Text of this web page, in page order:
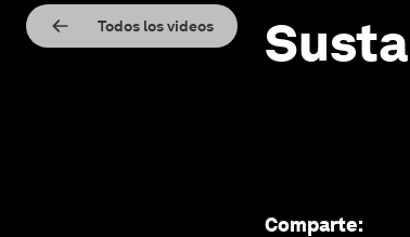
Todos los videos
Comparte: